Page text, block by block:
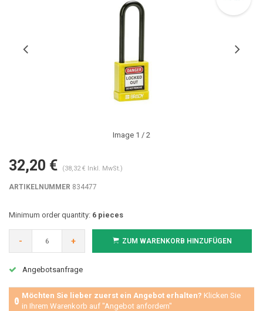
Image 1 / 2
32,20 € (38,32 € Inkl. MwSt.)
ARTIKELNUMMER 834477
Minimum order quantity: 6 pieces
- + ZUM WARENKORB HINZUFÜGEN
Angebotsanfrage
Möchten Sie lieber zuerst ein Angebot erhalten? Klicken Sie
in Ihrem Warenkorb auf "Angebot anfordern"